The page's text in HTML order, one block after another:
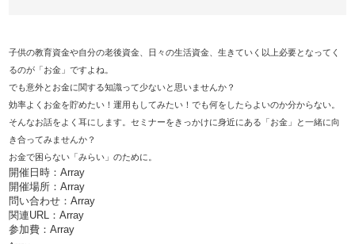
子供の教育資金や自分の老後資金、日々の生活資金、生きていく以上必要となってく
るのが「お金」ですよね。
でも意外とお金に関する知識って少ないと思いませんか？
効率よくお金を貯めたい！運用もしてみたい！でも何をしたらよいのか分からない。
そんなお話をよく耳にします。セミナーをきっかけに身近にある「お金」と一緒に向
き合ってみませんか？
お金で困らない「みらい」のために。
開催日時：Array
開催場所：Array
問い合わせ：Array
関連URL：Array
参加費：Array